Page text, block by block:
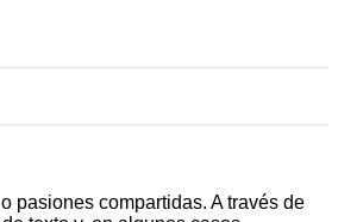
pasiones compartidas. A través de